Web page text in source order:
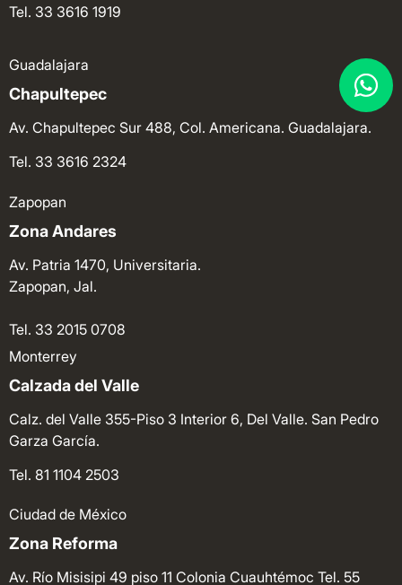
Tel. 33 3616 1919
Guadalajara
Chapultepec
Av. Chapultepec Sur 488, Col. Americana. Guadalajara.
Tel. 33 3616 2324
Zapopan
Zona Andares
Av. Patria 1470, Universitaria.
Zapopan, Jal.
Tel. 33 2015 0708
Monterrey
Calzada del Valle
Calz. del Valle 355-Piso 3 Interior 6, Del Valle. San Pedro
Garza García.
Tel. 81 1104 2503
Ciudad de México
Zona Reforma
Av. Río Misisipi 49 piso 11 Colonia Cuauhtémoc Tel. 55